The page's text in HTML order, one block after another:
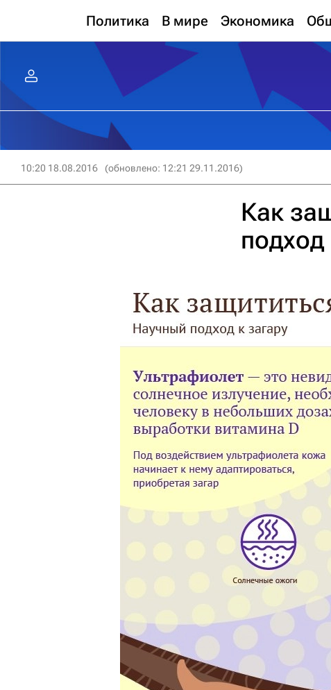
Политика В мире Экономика
10:20 18.08.2016 (обновлено: 12:21 29.11.2016)
Как
подход